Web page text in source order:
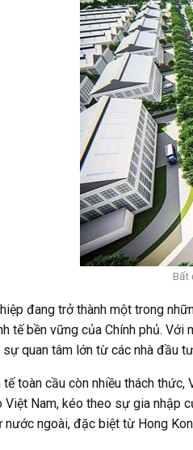
Bất
đang trở thành một trong
tế bền vững của Chính phủ.
quan tâm lớn từ các nhà đầu
toàn cầu còn nhiều thách
Nam, kéo theo sự gia nhập
ngoài, đặc biệt từ Hong